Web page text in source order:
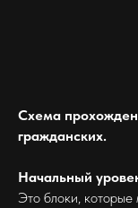
Схема
гражданских.
Начальный
Это блоки,